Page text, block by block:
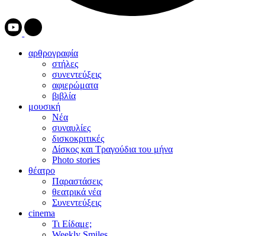
αρθρογραφία
στήλες
συνεντεύξεις
αφιερώματα
βιβλία
μουσική
Νέα
συναυλίες
δισκοκριτικές
Δίσκος και Τραγούδια του μήνα
Photo stories
θέατρο
Παραστάσεις
θεατρικά νέα
Συνεντεύξεις
cinema
Τι Είδαμε;